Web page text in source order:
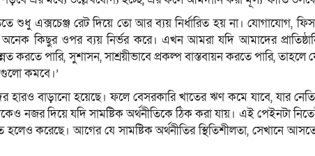
শুধু এক্সচেঞ্জ রেট দিয়ে তো আর ব্যয় নির্ধারিত হয় না। যোগাযোগ,
কিছুর ওপর ব্যয় নির্ভর করে। এখন আমরা যদি আমাদের
করতে পারি, সুশাসন, সাশ্রয়ীভাবে প্রকল্প বাস্তবায়ন করতে পারি, তাহলে
কমবে।’
বাড়ানো হয়েছে। ফলে বেসরকারি খাতের ঋণ কমে যাবে, যার
নজর দিয়ে যদি সামষ্টিক অর্থনীতিকে ঠিক করা যায়। এই পেইনটা
হলেও করেছে। আগের যে সামষ্টিক অর্থনীতির স্থিতিশীলতা, সেখানে